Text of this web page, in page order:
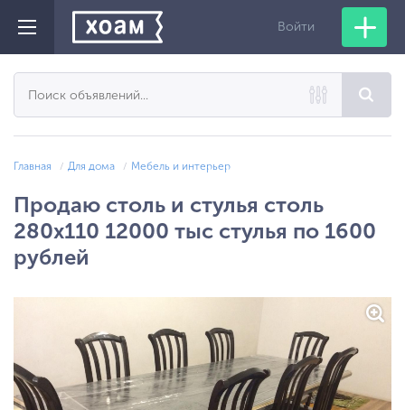
Войти
Главная Для дома Мебель и интерьер
Продаю столь и стулья столь
280х110 12000 тыс стулья по 1600
рублей